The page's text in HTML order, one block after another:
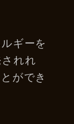
ギーを
れれ
ができ